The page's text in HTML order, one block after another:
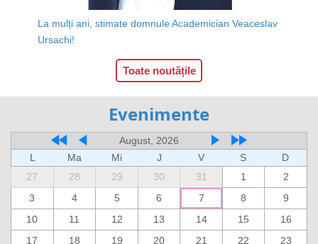
La mulți ani, stimate domnule Academician Veaceslav
Ursachi!
Toate noutățile
Evenimente
August, 2026
L
Ma Mi J V S
D
27
28 29 30 31 1
2
3
4 5 6 7 8
9
10
11 12 13 14 15
16
17
18 19 20 21 22
23